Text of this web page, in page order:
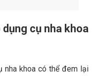
cụ nha khoa
nha khoa có thể đem lại